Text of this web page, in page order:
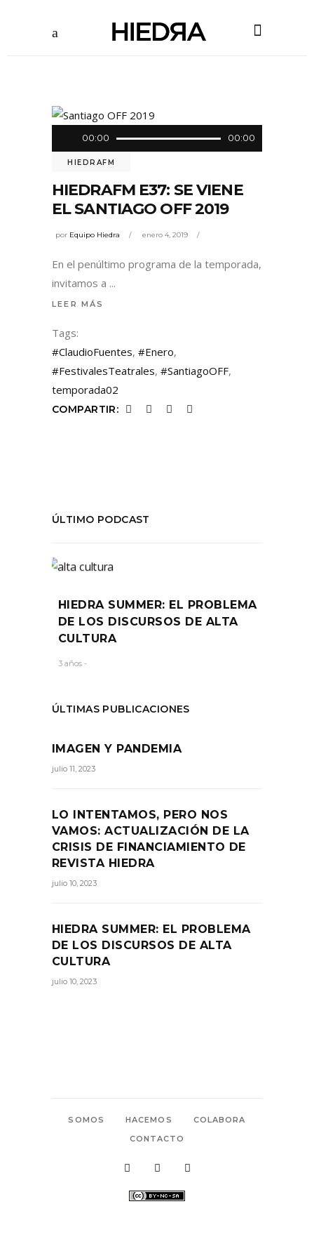
Reproductor
de
00:00 00:00
HIEDRAFM
HIEDRAFM E37: SE VIENE
EL SANTIAGO OFF 2019
por Equipo Hiedra enero 4, 2019
En el penúltimo programa de la temporada,
invitamos a
LEER MÁS
Tags:
#ClaudioFuentes, #Enero,
#FestivalesTeatrales, #SantiagoOFF,
temporada02
COMPARTIR:
ÚLTIMO PODCAST
HIEDRA SUMMER: EL PROBLEMA
DE LOS DISCURSOS DE ALTA
CULTURA
3 años -
ÚLTIMAS PUBLICACIONES
IMAGEN Y PANDEMIA
julio 11, 2023
LO INTENTAMOS, PERO NOS
VAMOS: ACTUALIZACIÓN DE LA
CRISIS DE FINANCIAMIENTO DE
REVISTA HIEDRA
julio 10, 2023
HIEDRA SUMMER: EL PROBLEMA
DE LOS DISCURSOS DE ALTA
CULTURA
julio 10, 2023
SOMOS HACEMOS
COLABORA
CONTACTO